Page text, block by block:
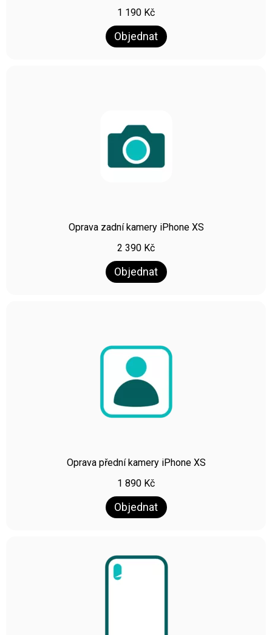
1 190 Kč
Objednat
Oprava zadní kamery iPhone XS
2 390 Kč
Objednat
Oprava přední kamery iPhone XS
1 890 Kč
Objednat